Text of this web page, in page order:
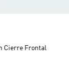
Cierre Frontal